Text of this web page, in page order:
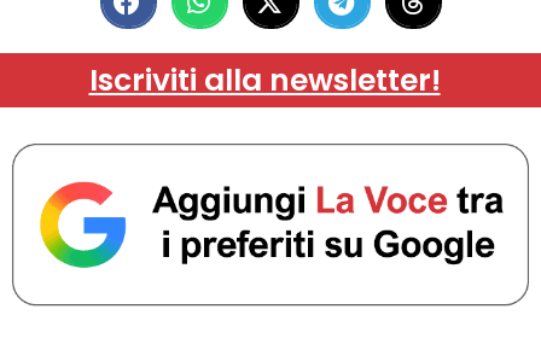
Iscriviti alla newsletter!